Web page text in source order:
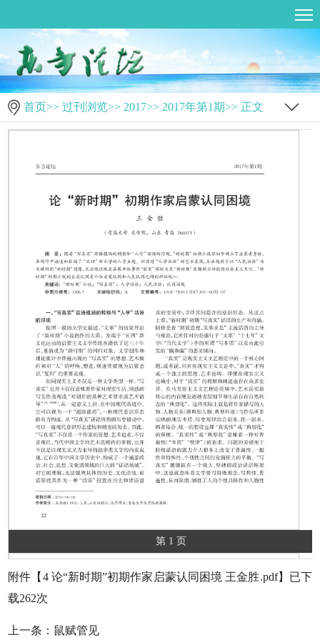
首页>> 过刊浏览>> 2017>> 2017年第1期>> 正文
第 1 页
附件【 4 论“新时期”初期作家启蒙认同困境 王金胜.pdf】已下
载262次
上一条： 鼠赋管见